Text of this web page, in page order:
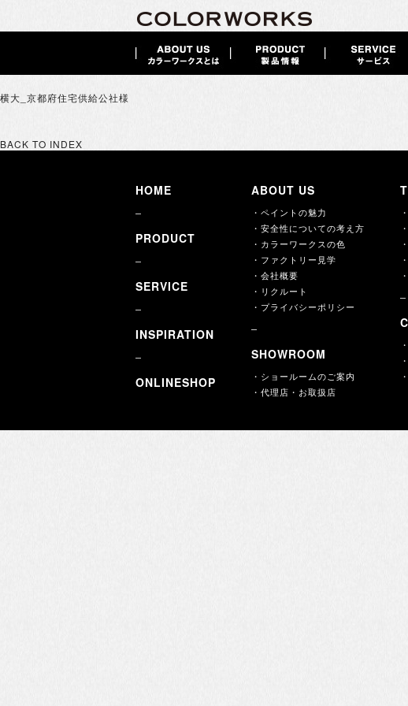
横大_京都府住宅供給公社様
BACK TO INDEX
HOME
PRODUCT
SERVICE
INSPIRATION
ONLINESHOP
ABOUT US
・ペイントの魅力
・安全性についての考え方
・カラーワークスの色
・ファクトリー見学
・会社概要
・リクルート
・プライバシーポリシー
SHOWROOM
・ショールームのご案内
・代理店・お取扱店